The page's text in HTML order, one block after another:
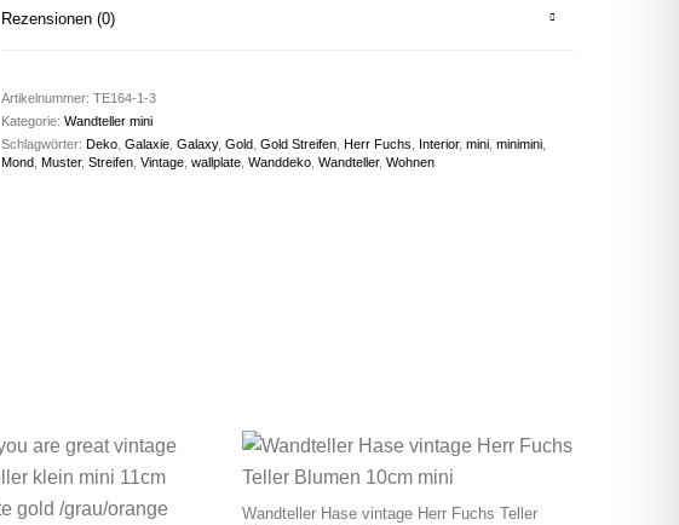
Rezensionen (0)
Artikelnummer: TE164-1-3
Kategorie: Wandteller mini
Schlagwörter: Deko, Galaxie, Galaxy, Gold, Gold Streifen, Herr Fuchs Interior, mini, minimini,
Mond, Muster, Streifen, Vintage, wallplate, Wanddeko, Wandteller, Wohnen
Wandteller Hase vintage Herr Fuchs Teller